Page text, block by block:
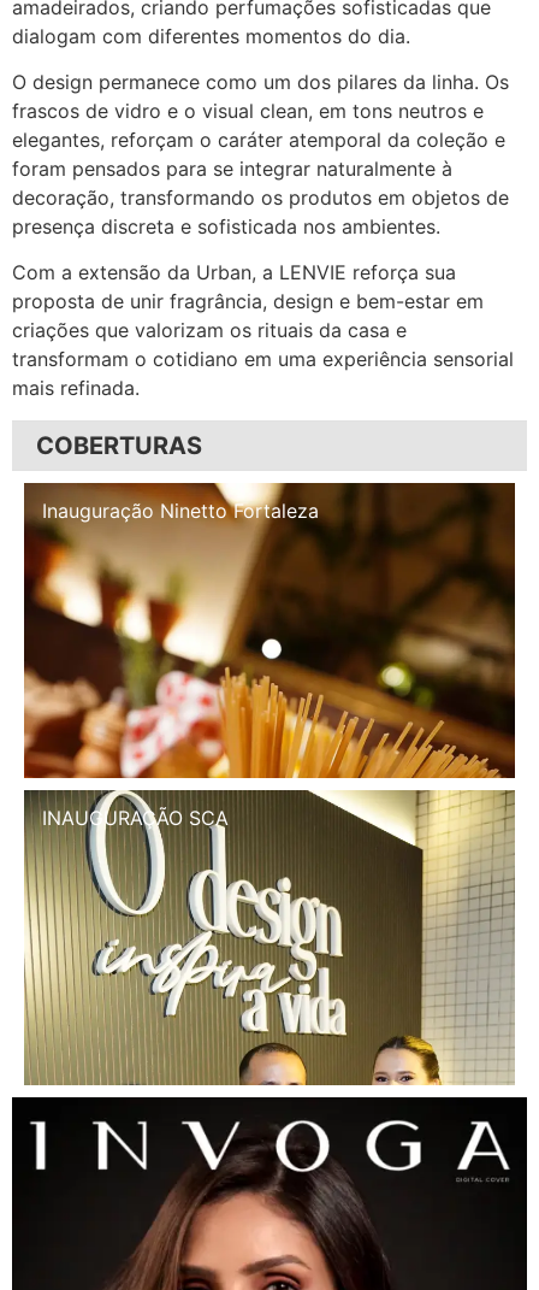
amadeirados, criando perfumações sofisticadas que
dialogam com diferentes momentos do dia.
O design permanece como um dos pilares da linha. Os
frascos de vidro e o visual clean, em tons neutros e
elegantes, reforçam o caráter atemporal da coleção e
foram pensados para se integrar naturalmente à
decoração, transformando os produtos em objetos de
presença discreta e sofisticada nos ambientes.
Com a extensão da Urban, a LENVIE reforça sua
proposta de unir fragrância, design e bem-estar em
criações que valorizam os rituais da casa e
transformam o cotidiano em uma experiência sensorial
mais refinada.
COBERTURAS
Inauguração Illa Café
INAUGURAÇÃO SCA